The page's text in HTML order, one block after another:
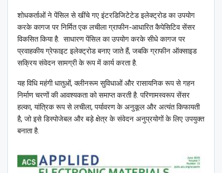
शोधकर्ताओं ने पेंसिल से खींचे गए इंटरडिजिटेटेड इलेक्ट्रोड का उपयोग
करके कागज पर निर्मित एक लचीला ग्राफीन-आधारित कैपेसिटिव सेंसर
विकसित किया है. साधारण पेंसिल का उपयोग करके सीधे कागज पर
प्रवाहकीय ग्रेफाइट इलेक्ट्रोड बनाए जाते हैं, जबकि ग्राफीन ऑक्साइड
सक्रिय संवेदन सामग्री के रूप में कार्य करता है.
यह विधि महंगी धातुओं, क्लीनरूम सुविधाओं और रासायनिक रूप से गहन
निर्माण चरणों की आवश्यकता को समाप्त करती है. परिणामस्वरूप सेंसर
हल्का, यांत्रिक रूप से लचीला, पर्यावरण के अनुकूल और अत्यंत किफायती
है, जो इसे डिस्पोजेबल और बड़े क्षेत्र के संवेदन अनुप्रयोगों के लिए उपयुक्त
बनाता है.